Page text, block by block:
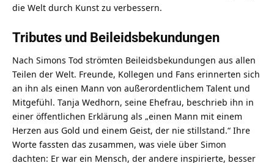
die Welt durch Kunst zu verbessern.
Tributes und Beileidsbekundungen
Nach Simons Tod strömten Beileidsbekundungen aus allen
Teilen der Welt. Freunde, Kollegen und Fans erinnerten sich
an ihn als einen Mann von außerordentlichem Talent und
Mitgefühl. Tanja Wedhorn, seine Ehefrau, beschrieb ihn in
einer öffentlichen Erklärung als „einen Mann mit einem
Herzen aus Gold und einem Geist, der nie stillstand.“ Ihre
Worte fassten das zusammen, was viele über Simon
dachten: Er war ein Mensch, der andere inspirierte, besser